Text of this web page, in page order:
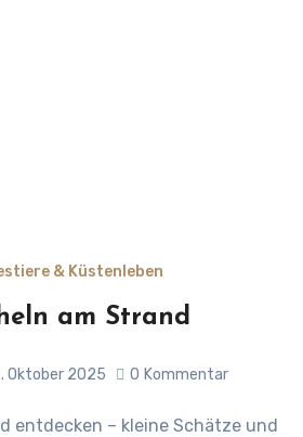
& Küstenleben
am Strand
Oktober 2025 0 Kommentar